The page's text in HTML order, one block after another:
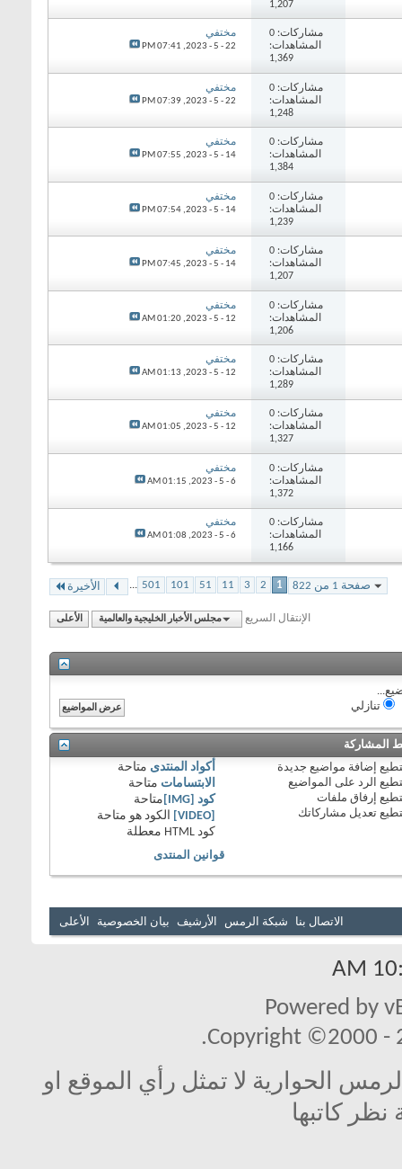
1,207
مشاركات: 0
المشاهدات:
1,369
مختفي
22 - 5 - 2023,
07:41 PM
مشاركات: 0
المشاهدات:
1,248
مختفي
22 - 5 - 2023,
07:39 PM
مشاركات: 0
المشاهدات:
1,384
مختفي
14 - 5 - 2023,
07:55 PM
مشاركات: 0
المشاهدات:
1,239
مختفي
14 - 5 - 2023,
07:54 PM
مشاركات: 0
المشاهدات:
1,207
مختفي
14 - 5 - 2023,
07:45 PM
مشاركات: 0
المشاهدات:
1,206
مختفي
12 - 5 - 2023,
01:20 AM
مشاركات: 0
المشاهدات:
1,289
مختفي
12 - 5 - 2023,
01:13 AM
مشاركات: 0
المشاهدات:
1,327
مختفي
12 - 5 - 2023,
01:05 AM
مشاركات: 0
المشاهدات:
1,372
مختفي
6 - 5 - 2023,
01:15 AM
مشاركات: 0
المشاهدات:
1,166
مختفي
6 - 5 - 2023,
01:08 AM
صفحة 1 من 822 1
2
3
11
51
101
501
... الأخيرة
الإنتقال السريع مجلس الأخبار الخليجية والعالمية الأعلى
تنازلي
المشاركة
إضافة مواضيع جديدة
الرد على المواضيع
إرفاق ملفات
تعديل مشاركاتك
أكواد المنتدى متاحة
الابتسامات متاحة
كود [IMG]
متاحة
الكود هو متاحة
كود HTML
معطلة
قوانين المنتدى
الاتصال بنا شبكة الرمس الأرشيف بيان الخصوصية الأعلى
Powered by
Copyright ©2000 -
الحوارية لا تمثل رأي الموقع او
نظر كاتبها